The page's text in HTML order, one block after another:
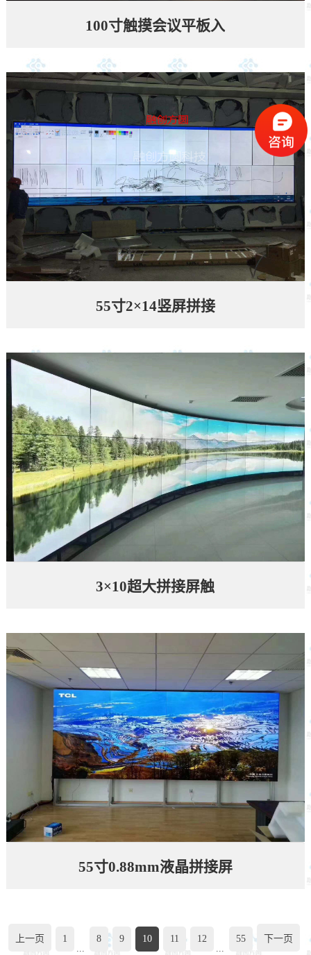
100寸触摸会议平板入
55寸2×14竖屏拼接
3×10超大拼接屏触
55寸0.88mm液晶拼接屏
上一页
1
8 9 10 11
12
55 下一页